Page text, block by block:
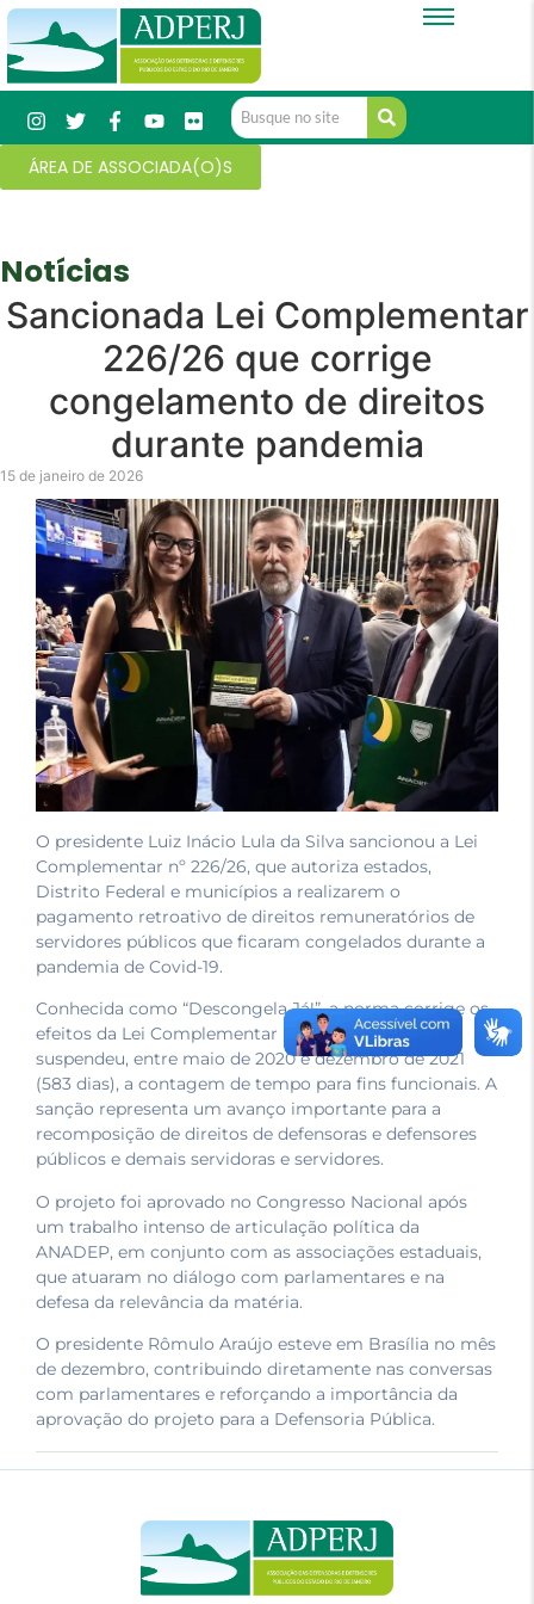
ÁREA DE ASSOCIADA(O)S
Notícias
Sancionada Lei Complementar
226/26 que corrige
congelamento de direitos
durante pandemia
15 de janeiro de 2026
O presidente Luiz Inácio Lula da Silva sancionou a Lei
Complementar nº 226/26, que autoriza estados,
Distrito Federal e municípios a realizarem o
pagamento retroativo de direitos remuneratórios de
servidores públicos que ficaram congelados durante a
pandemia de Covid-19.
Conhecida como “Descongela Já!”, a norma corrige os
efeitos da Lei Complementar nº 173/2020, que
suspendeu, entre maio de 2020 e dezembro de 2021
(583 dias), a contagem de tempo para fins funcionais. A
sanção representa um avanço importante para a
recomposição de direitos de defensoras e defensores
públicos e demais servidoras e servidores.
O projeto foi aprovado no Congresso Nacional após
um trabalho intenso de articulação política da
ANADEP, em conjunto com as associações estaduais,
que atuaram no diálogo com parlamentares e na
defesa da relevância da matéria.
O presidente Rômulo Araújo esteve em Brasília no mês
de dezembro, contribuindo diretamente nas conversas
com parlamentares e reforçando a importância da
aprovação do projeto para a Defensoria Pública.